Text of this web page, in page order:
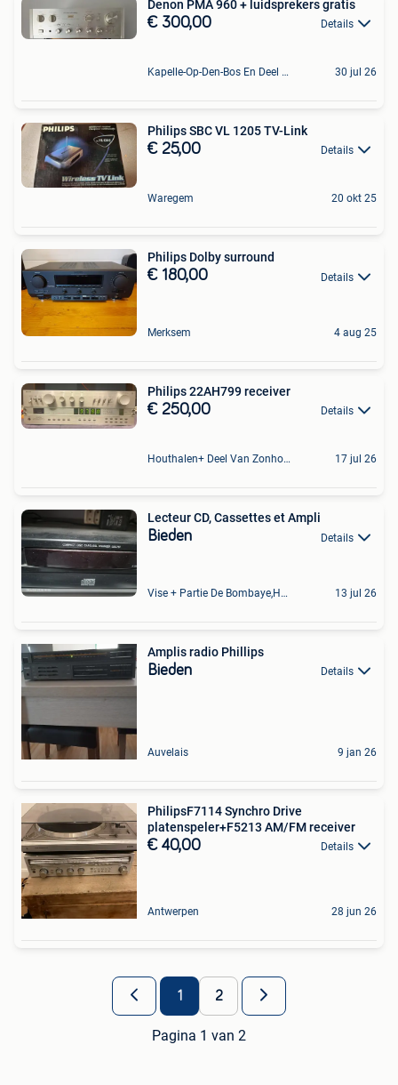
Denon PMA 960 + luidsprekers gratis
€ 300,00 Details
Kapelle-Op-Den-Bos En Deel Van Zemst 30 jul 26
Philips SBC VL 1205 TV-Link
€ 25,00 Details
Waregem 20 okt 25
Philips Dolby surround
€ 180,00 Details
Merksem 4 aug 25
Philips 22AH799 receiver
€ 250,00 Details
Houthalen+ Deel Van Zonhoven En Zolder 17 jul 26
Lecteur CD, Cassettes et Ampli
Bieden Details
Vise + Partie De Bombaye,Hac- Court, Hermalle-Ss-Argenteau 13 jul 26
Amplis radio Phillips
Bieden Details
Auvelais 9 jan 26
PhilipsF7114 Synchro Drive
platenspeler+F5213 AM/FM receiver
€ 40,00 Details
Antwerpen 28 jun 26
1 2
Pagina 1 van 2